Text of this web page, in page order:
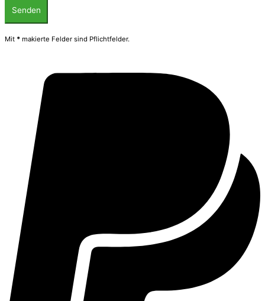
Mit * makierte Felder sind Pflichtfelder.